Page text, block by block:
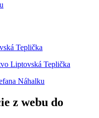
Teplička
Liptovská Teplička
Náhalku
z webu do